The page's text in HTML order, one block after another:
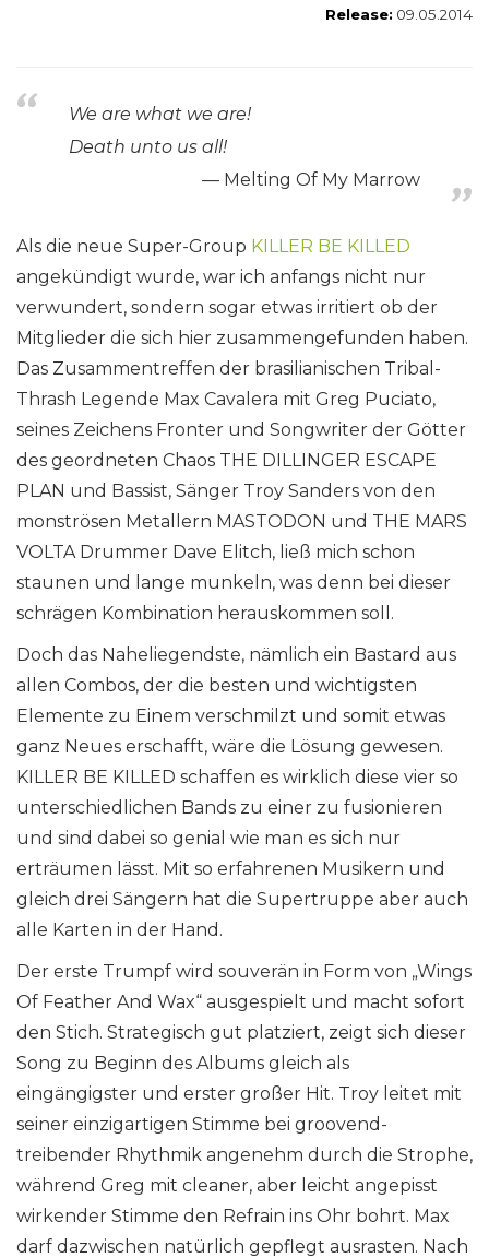
Release: 09.05.2014
We are what we are!
Death unto us all!
Melting Of My Marrow
Als die neue Super-Group KILLER BE KILLED
angekündigt wurde, war ich anfangs nicht nur
verwundert, sondern sogar etwas irritiert ob der
Mitglieder die sich hier zusammengefunden haben.
Das Zusammentreffen der brasilianischen Tribal-
Thrash Legende Max Cavalera mit Greg Puciato,
seines Zeichens Fronter und Songwriter der Götter
des geordneten Chaos THE DILLINGER ESCAPE
PLAN und Bassist, Sänger Troy Sanders von den
monströsen Metallern MASTODON und THE MARS
VOLTA Drummer Dave Elitch, ließ mich schon
staunen und lange munkeln, was denn bei dieser
schrägen Kombination herauskommen soll.
Doch das Naheliegendste, nämlich ein Bastard aus
allen Combos, der die besten und wichtigsten
Elemente zu Einem verschmilzt und somit etwas
ganz Neues erschafft, wäre die Lösung gewesen.
KILLER BE KILLED schaffen es wirklich diese vier so
unterschiedlichen Bands zu einer zu fusionieren
und sind dabei so genial wie man es sich nur
erträumen lässt. Mit so erfahrenen Musikern und
gleich drei Sängern hat die Supertruppe aber auch
alle Karten in der Hand.
Der erste Trumpf wird souverän in Form von „Wings
Of Feather And Wax“ ausgespielt und macht sofort
den Stich. Strategisch gut platziert, zeigt sich dieser
Song zu Beginn des Albums gleich als
eingängigster und erster großer Hit. Troy leitet mit
seiner einzigartigen Stimme bei groovend-
treibender Rhythmik angenehm durch die Strophe,
während Greg mit cleaner, aber leicht angepisst
wirkender Stimme den Refrain ins Ohr bohrt. Max
darf dazwischen natürlich gepflegt ausrasten. Nach